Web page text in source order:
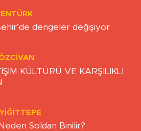
dengeler değişiyor
KÜLTÜRÜ VE KARŞILIKLI
Soldan Binilir?